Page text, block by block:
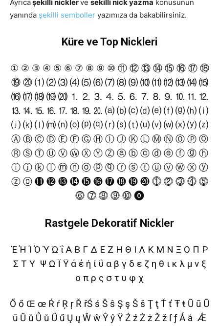
Ayrıcaşekilli nicklerve sekilli nick yazma konusunun
yanında şekilli semboller yazımıza da bakabilirsiniz.
Küre ve Top Nickleri
① ② ③ ④ ⑤ ⑥ ⑦ ⑧ ⑨ ⑩ ⑪ ⑫ ⑬ ⑭ ⑮ ⑯ ⑰ ⑱
⑲ ⑳ ⑴ ⑵ ⑶ ⑷ ⑸ ⑹ ⑺ ⑻ ⑼ ⑽ ⑾ ⑿ ⒀ ⒁ ⒂
⒃ ⒄ ⒅ ⒆ ⒇ ⒈ ⒉ ⒊ ⒋ ⒌ ⒍ ⒎ ⒏ ⒐ ⒑ ⒒ ⒓
⒔ ⒕ ⒖ ⒗ ⒘ ⒙ ⒚ ⒛ ⒜ ⒝ ⒞ ⒟ ⒠ ⒡ ⒢ ⒣ ⒤
⒥ ⒦ ⒧ ⒨ ⒩ ⒪ ⒫ ⒬ ⒭ ⒮ ⒯ ⒰ ⒱ ⒲ ⒳ ⒴ ⒵
Ⓐ Ⓑ Ⓒ Ⓓ Ⓔ Ⓕ Ⓖ Ⓗ Ⓘ Ⓙ Ⓚ Ⓛ Ⓜ Ⓝ Ⓞ Ⓟ Ⓠ
Ⓡ Ⓢ Ⓣ Ⓤ Ⓥ Ⓦ Ⓧ Ⓨ Ⓩ ⓐ ⓑ ⓒ ⓓ ⓔ ⓕ ⓖ ⓗ
ⓘ ⓙ ⓚ ⓛ ⓜ ⓝ ⓞ ⓟ ⓠ ⓡ ⓢ ⓣ ⓤ ⓥ ⓦ ⓧ ⓨ
ⓩ ⓪ ⓫ ⓬ ⓭ ⓮ ⓯ ⓰ ⓱ ⓲ ⓳ ⓴ ⓵ ⓶ ⓷ ⓸ ⓹
⓺ ⓻ ⓼ ⓽ ⓾ ⓿
Rastgele Dekoratif Nickler
Έ Ή Ί Ό Ύ Ώ ΐ Α Β Γ Δ Ε Ζ Η Θ Ι Λ Κ Μ Ν Ξ Ο Π Ρ
Σ Τ Υ Ψ Ω Ϊ Ϋ ά έ ή ί ΰ α β γ δ ε ζ η θ ι κ λ μ ν ξ
ο π ρ ς σ τ υ φ χ
Ő ő Œ œ Ŕ ŕ Ŗ ŗ Ř řŚ ś Ŝ ŝ Ş ş Š š Ţ ţ Ť ť Ŧ ŧ Ũ ũ Ū
ū Ŭ ŭ Ů ů Ű ű Ų ų Ŵ ŵ Ŷ ŷ Ÿ Ź ź Ż ż Ž ž ſ ƒ Ǻ ǻ Ǽ